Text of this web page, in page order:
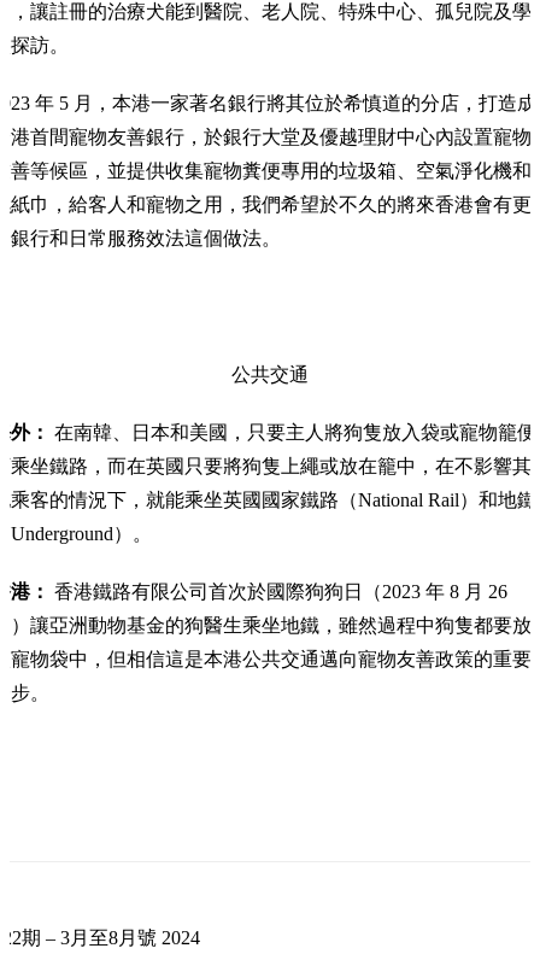
，讓註冊的治療犬能到醫院、老人院、特殊中心、孤兒院及學
探訪。
年 5 月，本港一家著名銀行將其位於希慎道的分店，打造成
港首間寵物友善銀行，於銀行大堂及優越理財中心內設置寵物
善等候區，並提供收集寵物糞便專用的垃圾箱、空氣淨化機和
紙巾，給客人和寵物之用，我們希望於不久的將來香港會有更
銀行和日常服務效法這個做法。
公共交通
外： 在南韓、日本和美國，只要主人將狗隻放入袋或寵物籠便
乘坐鐵路，而在英國只要將狗隻上繩或放在籠中，在不影響其
乘客的情況下，就能乘坐英國國家鐵路（National Rail）和地鐵
Underground）。
港： 香港鐵路有限公司首次於國際狗狗日（2023 年 8 月 26
）讓亞洲動物基金的狗醫生乘坐地鐵，雖然過程中狗隻都要放
寵物袋中，但相信這是本港公共交通邁向寵物友善政策的重要
步。
期 – 3月至8月號 2024